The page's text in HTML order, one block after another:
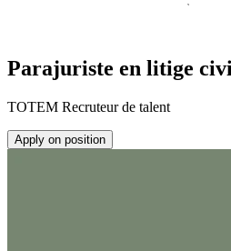
Parajuriste en litige
TOTEM Recruteur de talent
Apply on position